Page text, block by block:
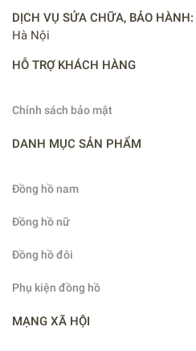
DỊCH VỤ SỬA CHỮA, BẢO HÀNH:
Hà Nội
HỖ TRỢ KHÁCH HÀNG
Chính sách bảo mật
DANH MỤC SẢN PHẨM
Đồng hồ nam
Đồng hồ nữ
Đồng hồ đôi
Phụ kiện đồng hồ
MẠNG XÃ HỘI